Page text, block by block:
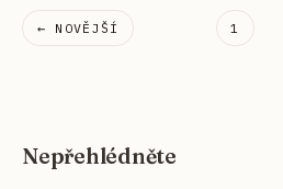
← NOVĚJŠÍ 1
Nepřehlédněte